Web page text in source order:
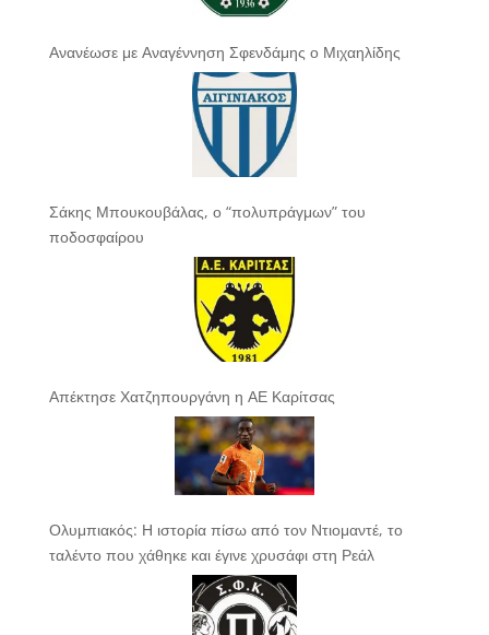
Ανανέωσε με Αναγέννηση Σφενδάμης ο Μιχαηλίδης
Σάκης Μπουκουβάλας, ο “πολυπράγμων” του
ποδοσφαίρου
Απέκτησε Χατζηπουργάνη η ΑΕ Καρίτσας
Ολυμπιακός: Η ιστορία πίσω από τον Ντιομαντέ, το
ταλέντο που χάθηκε και έγινε χρυσάφι στη Ρεάλ